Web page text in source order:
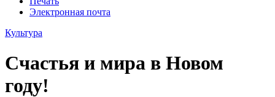
Электронная почта
Культура
Счастья и мира в Новом
году!